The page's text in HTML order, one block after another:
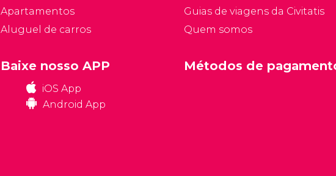
sobre Ibiza, como o
tempo, os preços e sua
Apartamentos
Aluguel de carros
Guias de viagens da Civitatis
Quem somos
Baixe nosso APP
iOS App
Android App
Métodos de